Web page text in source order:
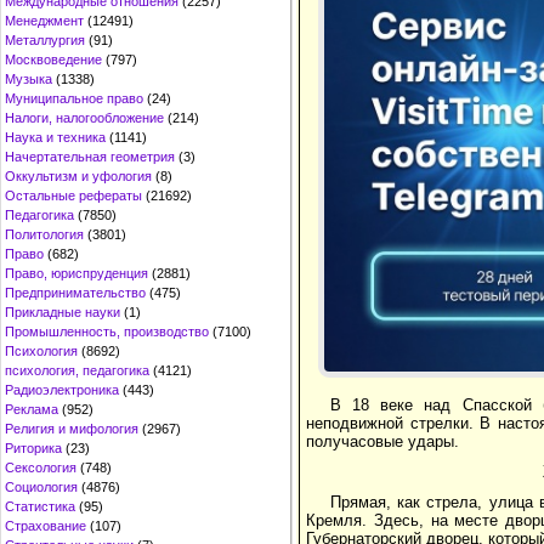
Менеджмент (12491)
Металлургия (91)
Москвоведение (797)
Музыка (1338)
Муниципальное право (24)
Налоги, налогообложение (214)
Наука и техника (1141)
Начертательная геометрия (3)
Оккультизм и уфология (8)
Остальные рефераты (21692)
Педагогика (7850)
Политология (3801)
Право (682)
Право, юриспруденция (2881)
Предпринимательство (475)
Прикладные науки (1)
Промышленность, производство (7100)
Психология (8692)
психология, педагогика (4121)
Радиоэлектроника (443)
Реклама (952)
Религия и мифология (2967)
Риторика (23)
Сексология (748)
Социология (4876)
Статистика (95)
Страхование (107)
В 18 веке над Спасской
неподвижной стрелки. В
получасовые удары.
Прямая, как стрела, улица
Кремля. Здесь, на месте
Губернаторский дворец,